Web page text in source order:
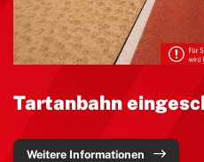
Tartanbahn
Weitere Informationen
Verantwortung